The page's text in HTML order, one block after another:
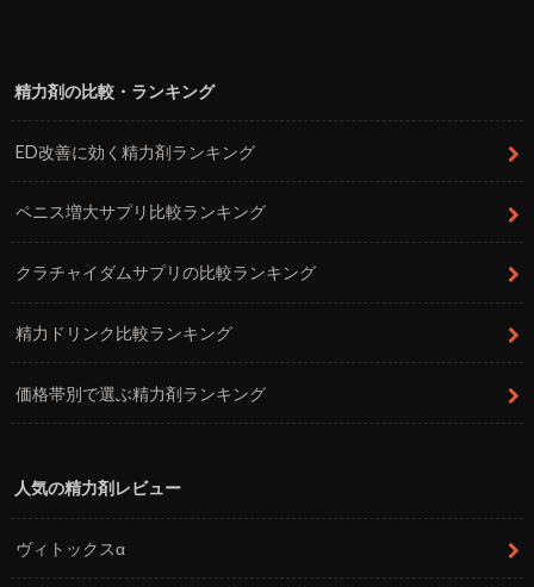
精力剤の比較・ランキング
ED改善に効く精力剤ランキング
ペニス増大サプリ比較ランキング
クラチャイダムサプリの比較ランキング
精力ドリンク比較ランキング
価格帯別で選ぶ精力剤ランキング
人気の精力剤レビュー
ヴィトックスα